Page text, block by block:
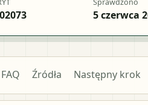
5 czerwca
FAQ Źródła Następny krok